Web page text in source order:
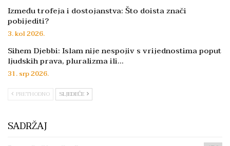
Između trofeja i dostojanstva: Što doista znači
pobijediti?
3. kol 2026.
Sihem Djebbi: Islam nije nespojiv s vrijednostima poput
ljudskih prava, pluralizma ili…
31. srp 2026.
PRETHODNO SLJEDEĆE
SADRŽAJ